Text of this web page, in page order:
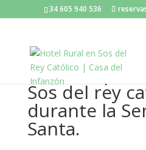
34 605 940 536
10 ideas para
Sos del rey
durante la
Santa.